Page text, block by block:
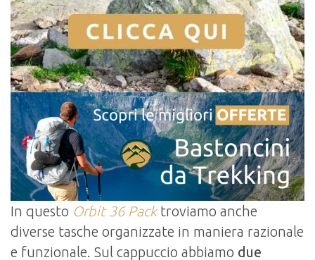
In questo Orbit 36 Packtroviamo anche
diverse tasche organizzate in maniera razionale
e funzionale. Sul cappuccio abbiamo due